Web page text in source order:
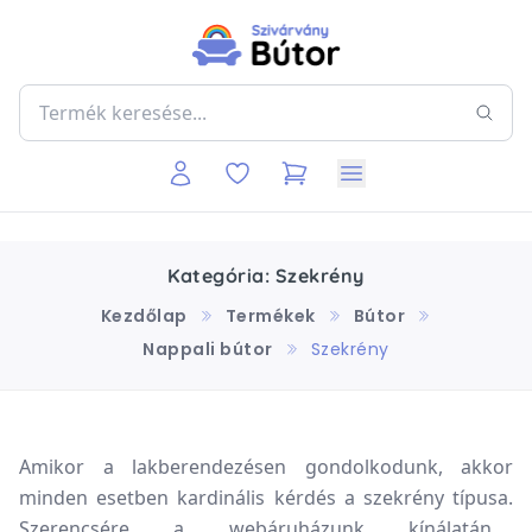
Kategória: Szekrény
Kezdőlap
Termékek
Bútor
Nappali bútor
Szekrény
Amikor a lakberendezésen gondolkodunk, akkor
minden esetben kardinális kérdés a szekrény típusa.